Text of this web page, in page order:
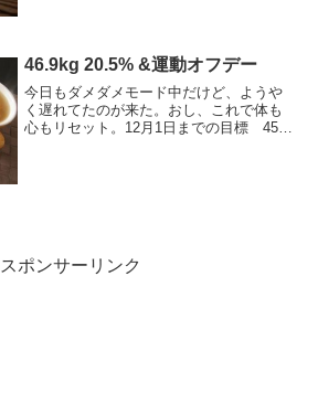
46.9kg 20.5% &運動オフデー
今日もダメダメモード中だけど、ようや
く遅れてたのが来た。おし、これで体も
心もリセット。12月1日までの目標 45.5
スポンサーリンク